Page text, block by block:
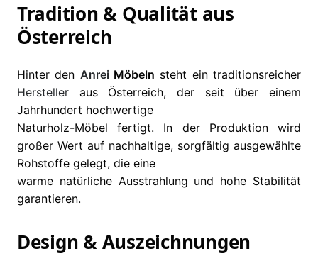
Tradition & Qualität aus
Österreich
Hinter den Anrei Möbeln steht ein traditionsreicher
Hersteller aus Österreich, der seit über einem
Jahrhundert hochwertige
Naturholz-Möbel fertigt. In der Produktion wird
großer Wert auf nachhaltige, sorgfältig ausgewählte
Rohstoffe gelegt, die eine
warme natürliche Ausstrahlung und hohe Stabilität
garantieren.
Design & Auszeichnungen